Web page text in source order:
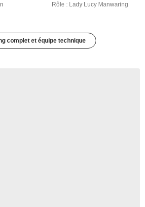
Rôle : Lady Lucy Manwaring
complet et équipe technique